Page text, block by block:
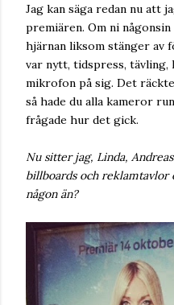
Jag kan säga redan nu att
premiären. Om ni
hjärnan liksom stänger av
var nytt, tidspress,
mikrofon på sig. Det
så hade du alla kameror
frågade hur det gick.
Nu sitter jag, Linda,
billboards och reklamtavlor
någon än?